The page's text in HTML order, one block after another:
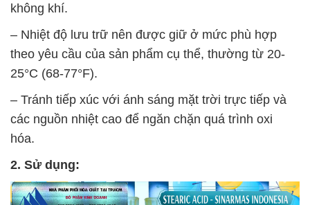
không khí.
– Nhiệt độ lưu trữ nên được giữ ở mức phù hợp
theo yêu cầu của sản phẩm cụ thể, thường từ 20-
25°C (68-77°F).
– Tránh tiếp xúc với ánh sáng mặt trời trực tiếp và
các nguồn nhiệt cao để ngăn chặn quá trình oxi
hóa.
2. Sử dụng: